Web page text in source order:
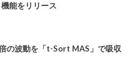
能をリリース
の波動を「t-Sort MAS」で吸収